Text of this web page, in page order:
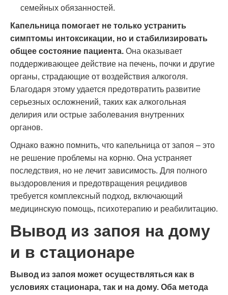
семейных обязанностей.
Капельница помогает не только устранить
симптомы интоксикации, но и стабилизировать
общее состояние пациента. Она оказывает
поддерживающее действие на печень, почки и другие
органы, страдающие от воздействия алкоголя.
Благодаря этому удается предотвратить развитие
серьезных осложнений, таких как алкогольная
делирия или острые заболевания внутренних
органов.
Однако важно помнить, что капельница от запоя – это
не решение проблемы на корню. Она устраняет
последствия, но не лечит зависимость. Для полного
выздоровления и предотвращения рецидивов
требуется комплексный подход, включающий
медицинскую помощь, психотерапию и реабилитацию.
Вывод из запоя на дому
и в стационаре
Вывод из запоя может осуществляться как в
условиях стационара, так и на дому. Оба метода